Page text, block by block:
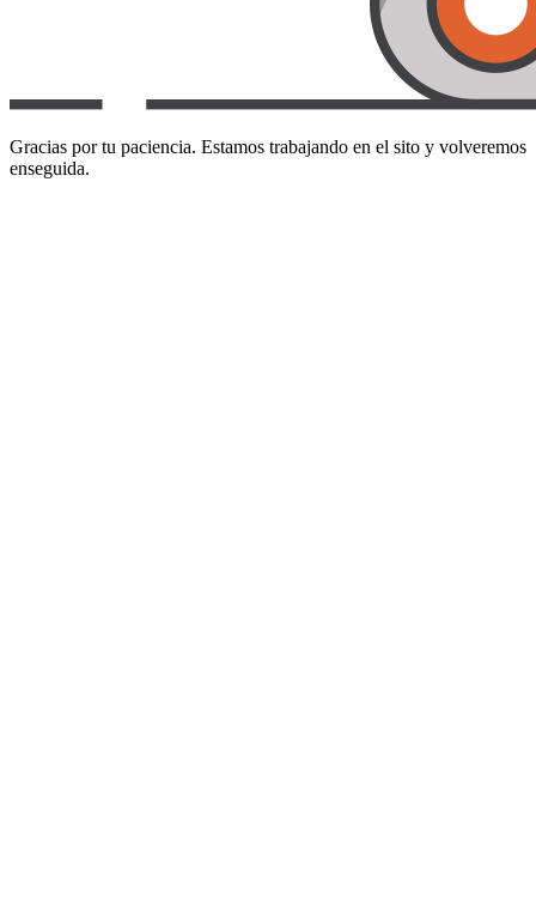
Gracias por tu paciencia. Estamos trabajando en el sito y volveremos
enseguida.